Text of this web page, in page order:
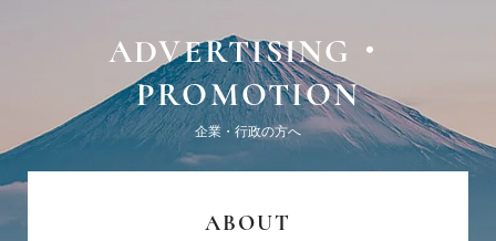
ADVERTISING・
PROMOTION
企業・行政の方へ
ABOUT